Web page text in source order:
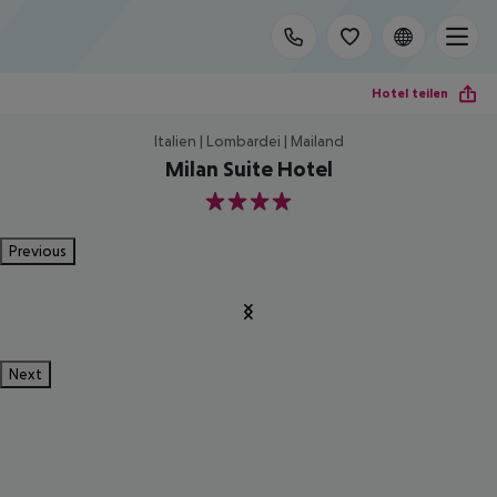
Hotel teilen
Italien | Lombardei | Mailand
Milan Suite Hotel
4
Previous
Next